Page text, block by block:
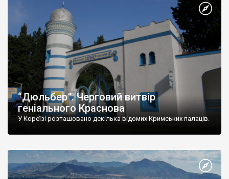
“Дюльбер”. Черговий витвір
геніального Краснова
У Кореїзі розташовано декілька відомих Кримських палаців.